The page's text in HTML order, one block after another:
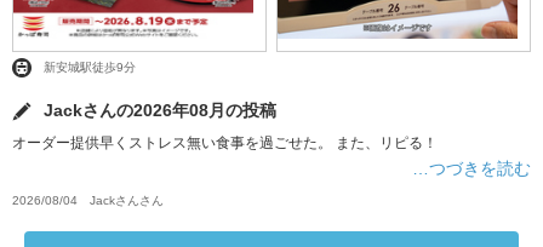
新安城駅徒歩9分
Jackさんの2026年08月の投稿
オーダー提供早くストレス無い食事を過ごせた。 また、リピる！
…つづきを読む
2026/08/04 Jackさん さん